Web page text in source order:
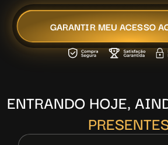
GARANTIR MEU ACESSO
ENTRANDO HOJE,